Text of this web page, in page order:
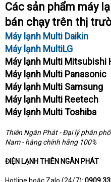
Các sản phẩm máy
bán chạy trên thị
Máy lạnh Multi Daikin
Máy lạnh MultiLG
Máy lạnh Multi Mitsubishi
Máy lạnh Multi Panasonic
Máy lạnh Multi Samsung
Máy lạnh Multi Reetech
Máy lạnh Multi Toshiba
Thiên Ngân Phát - Đại lý phân
Nam - hàng chính hãng 100%
ĐIỆN LẠNH THIÊN NGÂN PHÁT